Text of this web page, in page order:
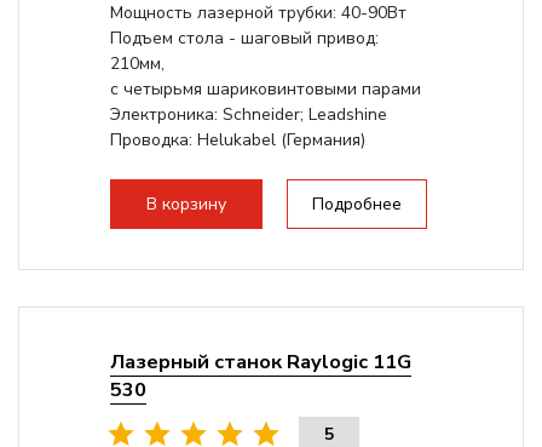
Мощность лазерной трубки: 40-90Вт
Подъем стола - шаговый привод:
210мм,
с четырьмя шариковинтовыми парами
Электроника: Schneider; Leadshine
Проводка: Helukabel (Германия)
В корзину
Подробнее
Лазерный станок Raylogic 11G
530
5